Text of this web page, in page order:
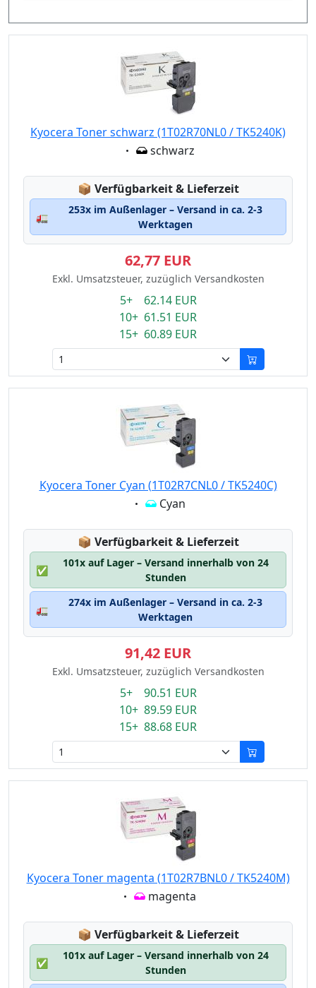
Kyocera Toner schwarz (1T02R70NL0 / TK5240K)
Eigenschaft:
schwarz
📦 Lagerstatus:
Verfügbarkeit & Lieferzeit
🚛
253x im Außenlager – Versand in ca. 2-3
Werktagen
62,77 EUR
Exkl. Umsatzsteuer, zuzüglich Versandkosten
5+ 62.14 EUR
10+ 61.51 EUR
15+ 60.89 EUR
Kyocera Toner Cyan (1T02R7CNL0 / TK5240C)
Eigenschaft:
Cyan
📦 Lagerstatus:
Verfügbarkeit & Lieferzeit
✅
101x auf Lager – Versand innerhalb von 24
Stunden
🚛
274x im Außenlager – Versand in ca. 2-3
Werktagen
91,42 EUR
Exkl. Umsatzsteuer, zuzüglich Versandkosten
5+ 90.51 EUR
10+ 89.59 EUR
15+ 88.68 EUR
Kyocera Toner magenta (1T02R7BNL0 / TK5240M)
Eigenschaft:
magenta
📦 Lagerstatus:
Verfügbarkeit & Lieferzeit
✅
101x auf Lager – Versand innerhalb von 24
Stunden